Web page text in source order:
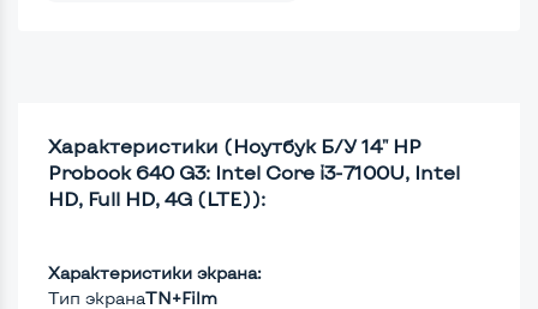
Характеристики (Ноутбук Б/У 14" HP
Probook 640 G3: Intel Core i3-7100U, Intel
HD, Full HD, 4G (LTE)):
Характеристики экрана:
Тип экранаTN+Film